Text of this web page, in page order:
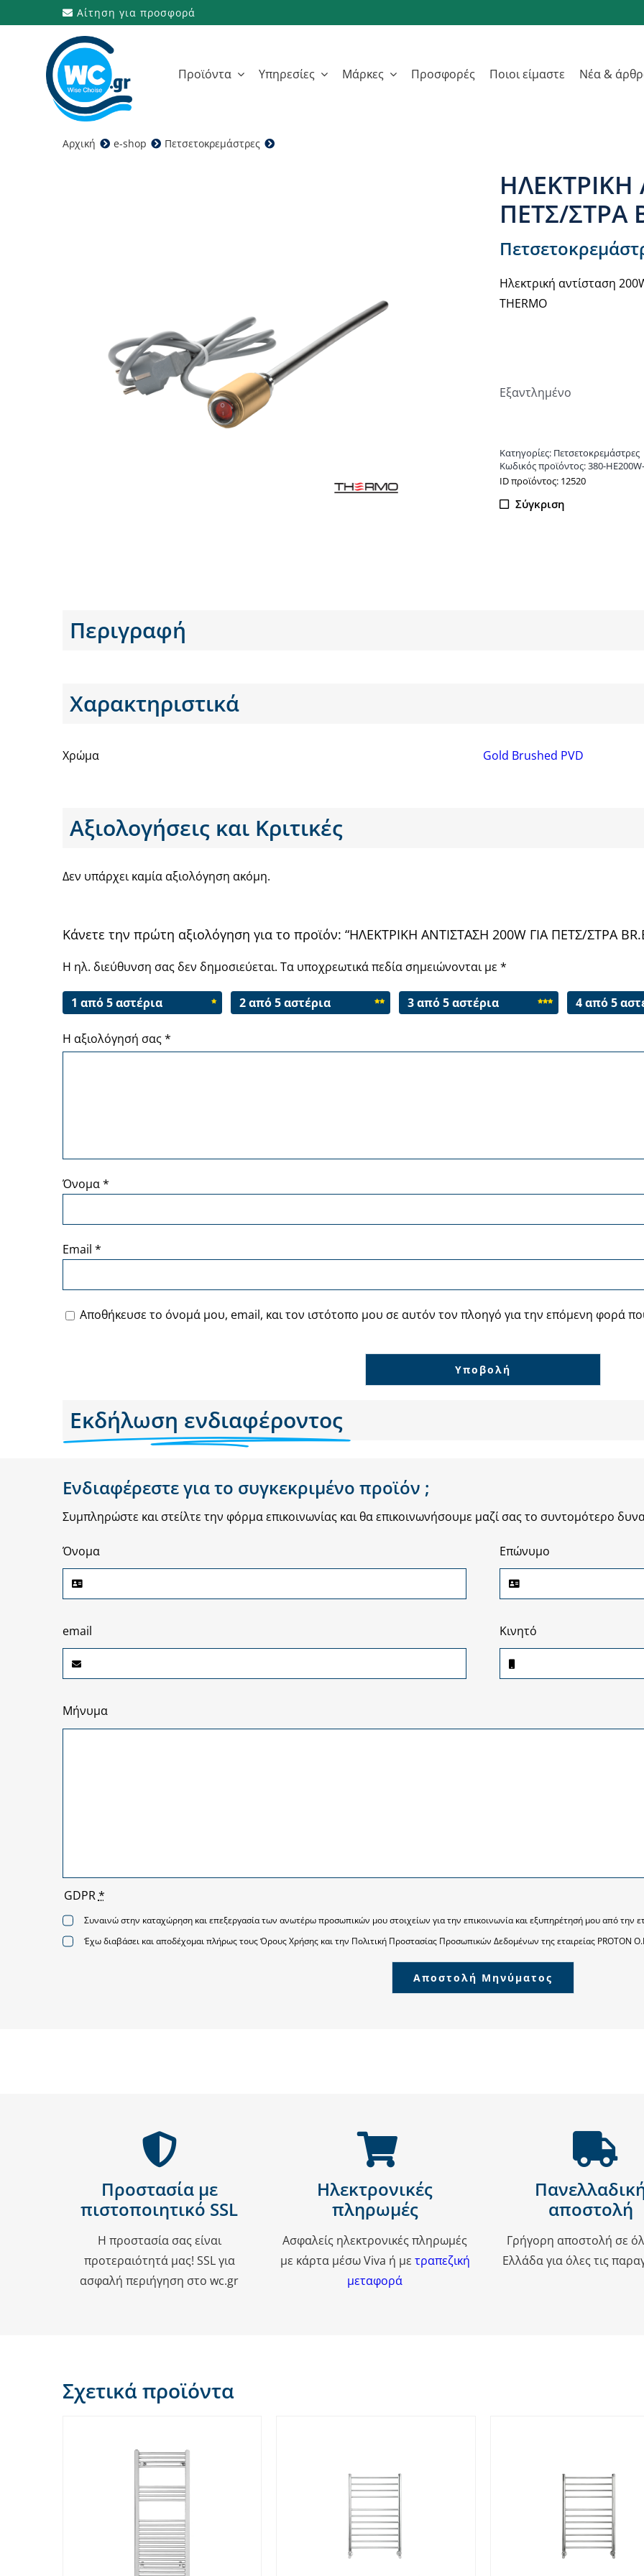
στο
περιεχόμενο
Αίτηση για προσφορά
Προϊόντα Υπηρεσίες Μάρκες Προσφορές Ποιοι είμαστε Νέα &
Αρχική e-shop Πετσετοκρεμάστρες
ΗΛΕΚΤΡΙΚΗ
ΠΕΤΣ/ΣΤΡΑ
Ηλεκτρική αντίσταση
THERMO
Εξαντλημένο
Κατηγορίες: Πετσετοκρεμάστρες
Κωδικός προϊόντος:380-
ΙD προϊόντος: 12520
Σύγκριση
Περιγραφή
Χαρακτηριστικά
Χρώμα Gold Brushed PVD
Αξιολογήσεις και Κριτικές
Δεν υπάρχει καμία αξιολόγηση ακόμη.
Κάνετε την πρώτη αξιολόγηση για το προϊόν: “ΗΛΕΚΤΡΙΚΗ ΑΝΤΙΣΤΑΣΗ 200W ΓΙΑ ΠΕΤΣ/ΣΤΡΑ
Η ηλ. διεύθυνση σας δεν δημοσιεύεται. Τα υποχρεωτικά πεδία σημειώνονται με *
1 από 5 αστέρια 2 από 5 αστέρια 3 από 5 αστέρια 4 από 5
Η αξιολόγησή σας*
Όνομα*
Email *
Αποθήκευσε το όνομά μου, email, και τον ιστότοπο μου σε αυτόν τον πλοηγό για την επόμενη φορά
Εκδήλωση ενδιαφέροντος
Ενδιαφέρεστε για το συγκεκριμένο προϊόν ;
Συμπληρώστε και στείλτε την φόρμα επικοινωνίας και θα επικοινωνήσουμε μαζί σας το συντομότερο
Όνομα Επώνυμο
email Κινητό
Μήνυμα
GDPR*
Συναινώ στην καταχώρηση και επεξεργασία των ανωτέρω προσωπικών μου στοιχείων για την επικοινωνία και εξυπηρέτησή μου από την
Έχω διαβάσει και αποδέχομαι πλήρως τους Όρους Χρήσης και την Πολιτική Προστασίας Προσωπικών Δεδομένων της εταιρείας PROTON
Αποστολή Μηνύματος
Προστασία με
πιστοποιητικό SSL
Η προστασία σας είναι
προτεραιότητά μας! SSL για
ασφαλή περιήγηση στο wc.gr
Ηλεκτρονικές
πληρωμές
Ασφαλείς ηλεκτρονικές πληρωμές
με κάρτα μέσω Viva ή με τραπεζική
μεταφορά
αποστολή
Γρήγορη αποστολή σε
Ελλάδα για όλες τις
Σχετικά προϊόντα